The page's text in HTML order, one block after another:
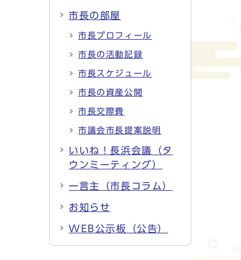
市長の部屋
市長プロフィール
市長の活動記録
市長スケジュール
市長の資産公開
市長交際費
市議会市長提案説明
いいね！長浜会議（タ
ウンミーティング）
一言主（市長コラム）
お知らせ
WEB公示板（公告）